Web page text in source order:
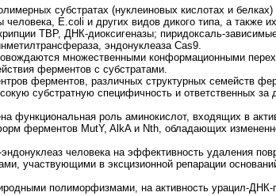
субстратах (нуклеиновых кислотах и
E.coli и других видов дикого типа, а также
ТВР, ДНК-диоксигеназы; пиридоксаль-
эндонуклеаза Cas9.
множественными конформационными
ферментов с субстратами.
ферментов, различных структурных семейств
субстратную специфичность и ответственных
функциональная роль аминокислот, входящих в
ферментов MutY, AlkA и Nth, обладающих
человека на эффективность удаления
участвующими в эксцизионной репарации
полиморфизмами, на активность урацил-ДНК-